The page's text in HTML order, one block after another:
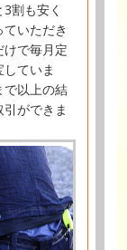
割も安く
いただき
けで毎月定
ていま
で以上の結
ができま